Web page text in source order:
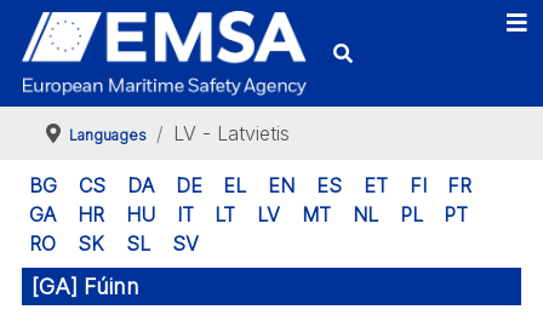
Languages LV - Latvietis
BG CS DA DE EL EN ES ET FI
FR
GA
HR HU IT LT LV MT NL PL
PT
RO
SK SL SV
[GA] Fúinn